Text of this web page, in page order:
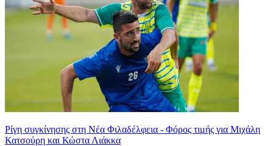
Ρίγη συγκίνησης στη Νέα Φιλαδέλφεια - Φόρος τιμής για Μιχάλη
Κατσούρη και Κώστα Λιάκκα